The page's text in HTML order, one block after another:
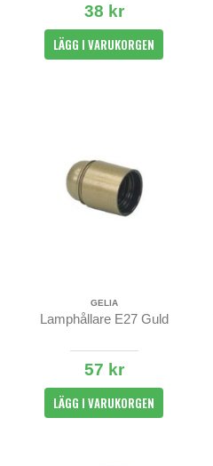
38 kr
LÄGG I VARUKORGEN
GELIA
Lamphållare E27 Guld
57 kr
LÄGG I VARUKORGEN